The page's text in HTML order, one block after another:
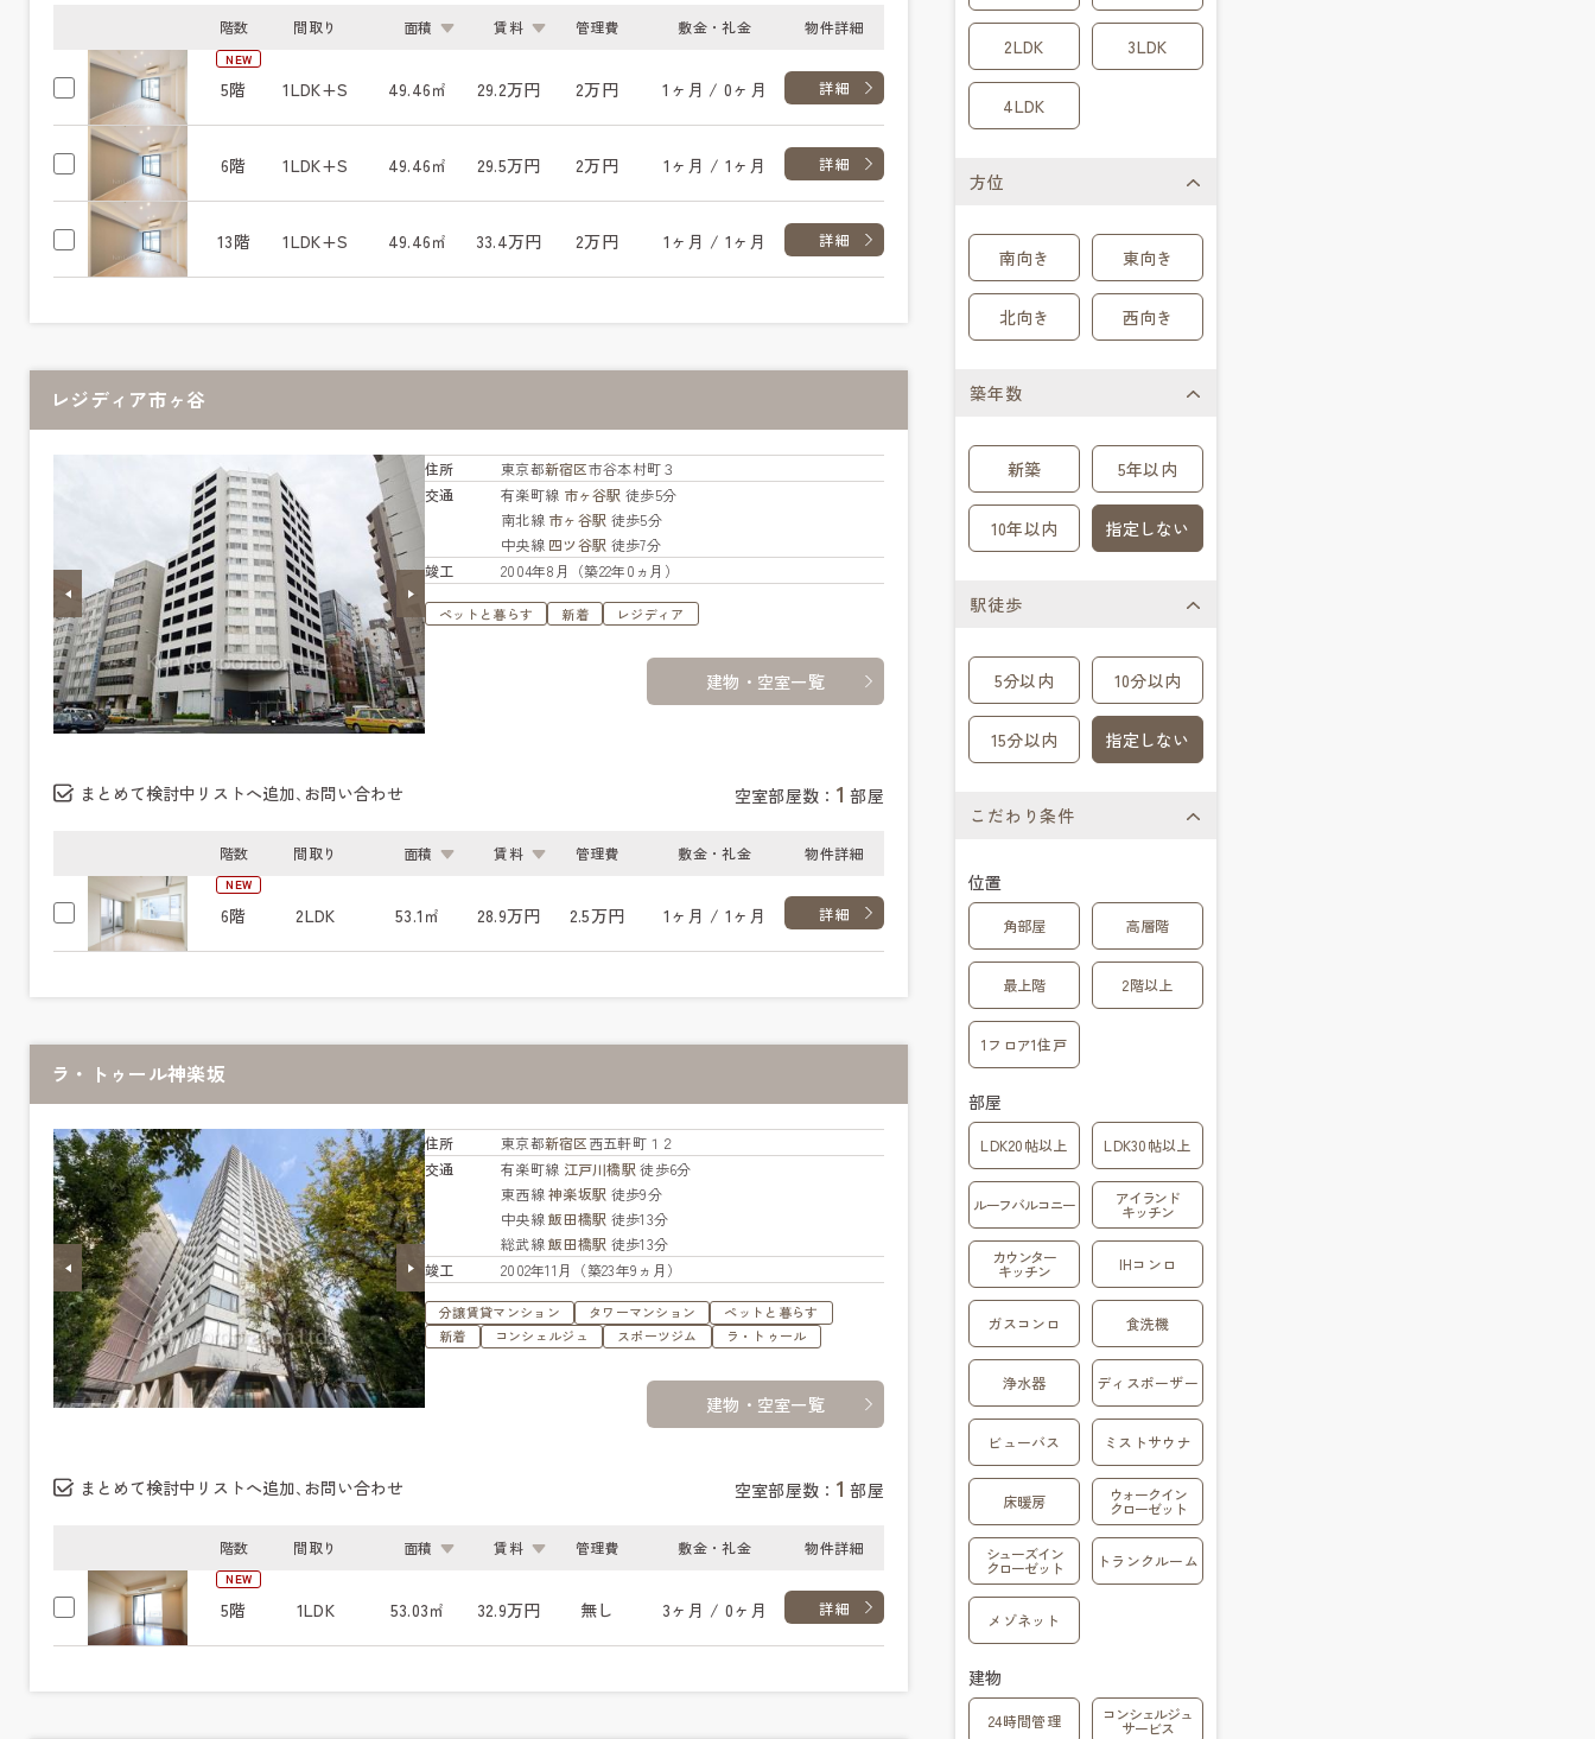
階数 間取り 面積 賃料 管理費 敷金・礼金 物件詳細
NEW
詳細
5階 1LDK+S 49.46㎡ 29.2万円 2万円 1ヶ月 / 0ヶ月
詳細
6階 1LDK+S 49.46㎡ 29.5万円 2万円 1ヶ月 / 1ヶ月
詳細
13階 1LDK+S 49.46㎡ 33.4万円 2万円 1ヶ月 / 1ヶ月
レジディア市ヶ谷
住所 東京都新宿区市谷本村町３
交通
有楽町線 市ヶ谷駅 徒歩5分
南北線 市ヶ谷駅 徒歩5分
中央線 四ツ谷駅 徒歩7分
竣工
2004年8月（築22年0ヵ月）
ペットと暮らす 新着 レジディア
建物・空室一覧
まとめて検討中リストへ追加､お問い合わせ 空室部屋数： 1 部屋
階数 間取り 面積 賃料 管理費 敷金・礼金 物件詳細
NEW
詳細
6階 2LDK 53.1㎡ 28.9万円 2.5万円 1ヶ月 / 1ヶ月
ラ・トゥール神楽坂
住所 東京都新宿区西五軒町１２
交通
有楽町線 江戸川橋駅 徒歩6分
東西線神楽坂駅 徒歩9分
中央線飯田橋駅 徒歩13分
総武線飯田橋駅 徒歩13分
竣工
2002年11月（築23年9ヵ月）
分譲賃貸マンション タワーマンション
ペットと暮らす
新着
コンシェルジュ スポーツジム ラ・トゥール
建物・空室一覧
まとめて検討中リストへ追加､お問い合わせ 空室部屋数： 1 部屋
階数 間取り 面積 賃料 管理費 敷金・礼金 物件詳細
NEW
詳細
5階 1LDK 53.03㎡ 32.9万円 無し 3ヶ月 / 0ヶ月
2LDK 3LDK
4LDK
方位
南向き 東向き
北向き 西向き
築年数
新築 5年以内
10年以内 指定しない
駅徒歩
5分以内 10分以内
15分以内 指定しない
こだわり条件
位置
角部屋 高層階
最上階 2階以上
1フロア1住戸
部屋
LDK20帖以上 LDK30帖以上
ルーフバルコニー アイランド
キッチン
カウンター
キッチン IHコンロ
ガスコンロ 食洗機
浄水器 ディスポーザー
ビューバス ミストサウナ
床暖房 ウォークイン
クローゼット
シューズイン
クローゼット トランクルーム
メゾネット
建物
24時間管理 コンシェルジュ
サービス